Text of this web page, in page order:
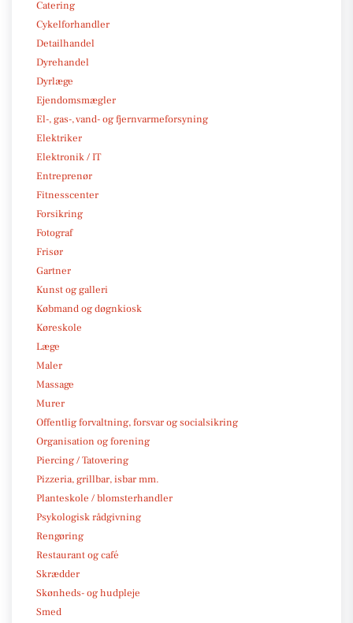
Catering
Cykelforhandler
Detailhandel
Dyrehandel
Dyrlæge
Ejendomsmægler
El-, gas-, vand- og fjernvarmeforsyning
Elektriker
Elektronik / IT
Entreprenør
Fitnesscenter
Forsikring
Fotograf
Frisør
Gartner
Kunst og galleri
Købmand og døgnkiosk
Køreskole
Læge
Maler
Massage
Murer
Offentlig forvaltning, forsvar og socialsikring
Organisation og forening
Piercing / Tatovering
Pizzeria, grillbar, isbar mm.
Planteskole / blomsterhandler
Psykologisk rådgivning
Rengøring
Restaurant og café
Skrædder
Skønheds- og hudpleje
Smed